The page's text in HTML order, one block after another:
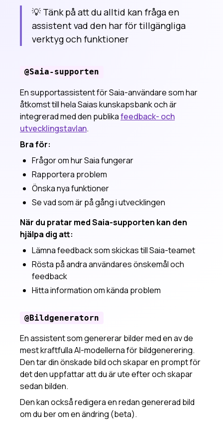
💡 Tänk på att du alltid kan fråga en
assistent vad den har för tillgängliga
verktyg och funktioner
@Saia-supporten
En supportassistent för Saia-användare som har
åtkomst till hela Saias kunskapsbank och är
integrerad med den publikafeedback- och
utvecklingstavlan.
Bra för:
Frågor om hur Saia fungerar
Rapportera problem
Önska nya funktioner
Se vad som är på gång i utvecklingen
När du pratar med Saia-supporten kan den
hjälpa dig att:
Lämna feedback som skickas till Saia-teamet
Rösta på andra användares önskemål och
feedback
Hitta information om kända problem
@Bildgeneratorn
En assistent som genererar bilder med en av de
mest kraftfulla AI-modellerna för bildgenerering.
Den tar din önskade bild och skapar en prompt för
det den uppfattar att du är ute efter och skapar
sedan bilden.
Den kan också redigera en redan genererad bild
om du ber om en ändring (beta).